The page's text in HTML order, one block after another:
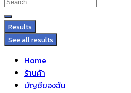
Results
See all results
Home
ร้านค้า
บัญชีของฉัน